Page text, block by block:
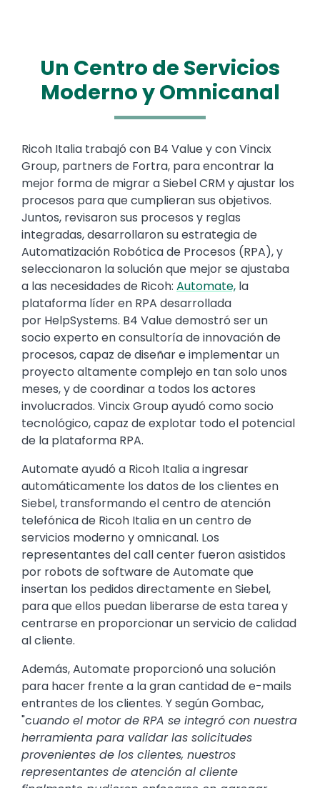
Un Centro de Servicios
Moderno y Omnicanal
Text
Ricoh Italia trabajó ​​con B4 Value y con Vincix
Group, partners de Fortra, para encontrar la
mejor forma de migrar a Siebel CRM y ajustar los
procesos para que cumplieran sus objetivos.
Juntos, revisaron sus procesos y reglas
integradas, desarrollaron su estrategia de
Automatización Robótica de Procesos (RPA), y
seleccionaron la solución que mejor se ajustaba
a las necesidades de Ricoh: Automate, la
plataforma líder en RPA desarrollada
por HelpSystems. B4 Value demostró ser un
socio experto en consultoría de innovación de
procesos, capaz de diseñar e implementar un
proyecto altamente complejo en tan solo unos
meses, y de coordinar a todos los actores
involucrados. Vincix Group ayudó como socio
tecnológico, capaz de explotar todo el potencial
de la plataforma RPA.
Automate ayudó a Ricoh Italia a ingresar
automáticamente los datos de los clientes en
Siebel, transformando el centro de atención
telefónica de Ricoh Italia en un centro de
servicios moderno y omnicanal. Los
representantes del call center fueron asistidos
por robots de software de Automate que
insertan los pedidos directamente en Siebel,
para que ellos puedan liberarse de esta tarea y
centrarse en proporcionar un servicio de calidad
al cliente.
Además, Automate proporcionó una solución
para hacer frente a la gran cantidad de e-mails
entrantes de los clientes. Y según Gombac,
"cuando el motor de RPA se integró con nuestra
herramienta para validar las solicitudes
provenientes de los clientes, nuestros
representantes de atención al cliente